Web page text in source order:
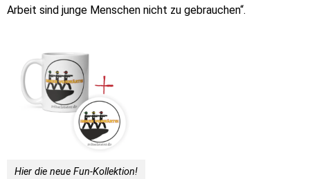
Arbeit sind junge Menschen nicht zu gebrauchen“.
Hier die neue Fun-Kollektion!